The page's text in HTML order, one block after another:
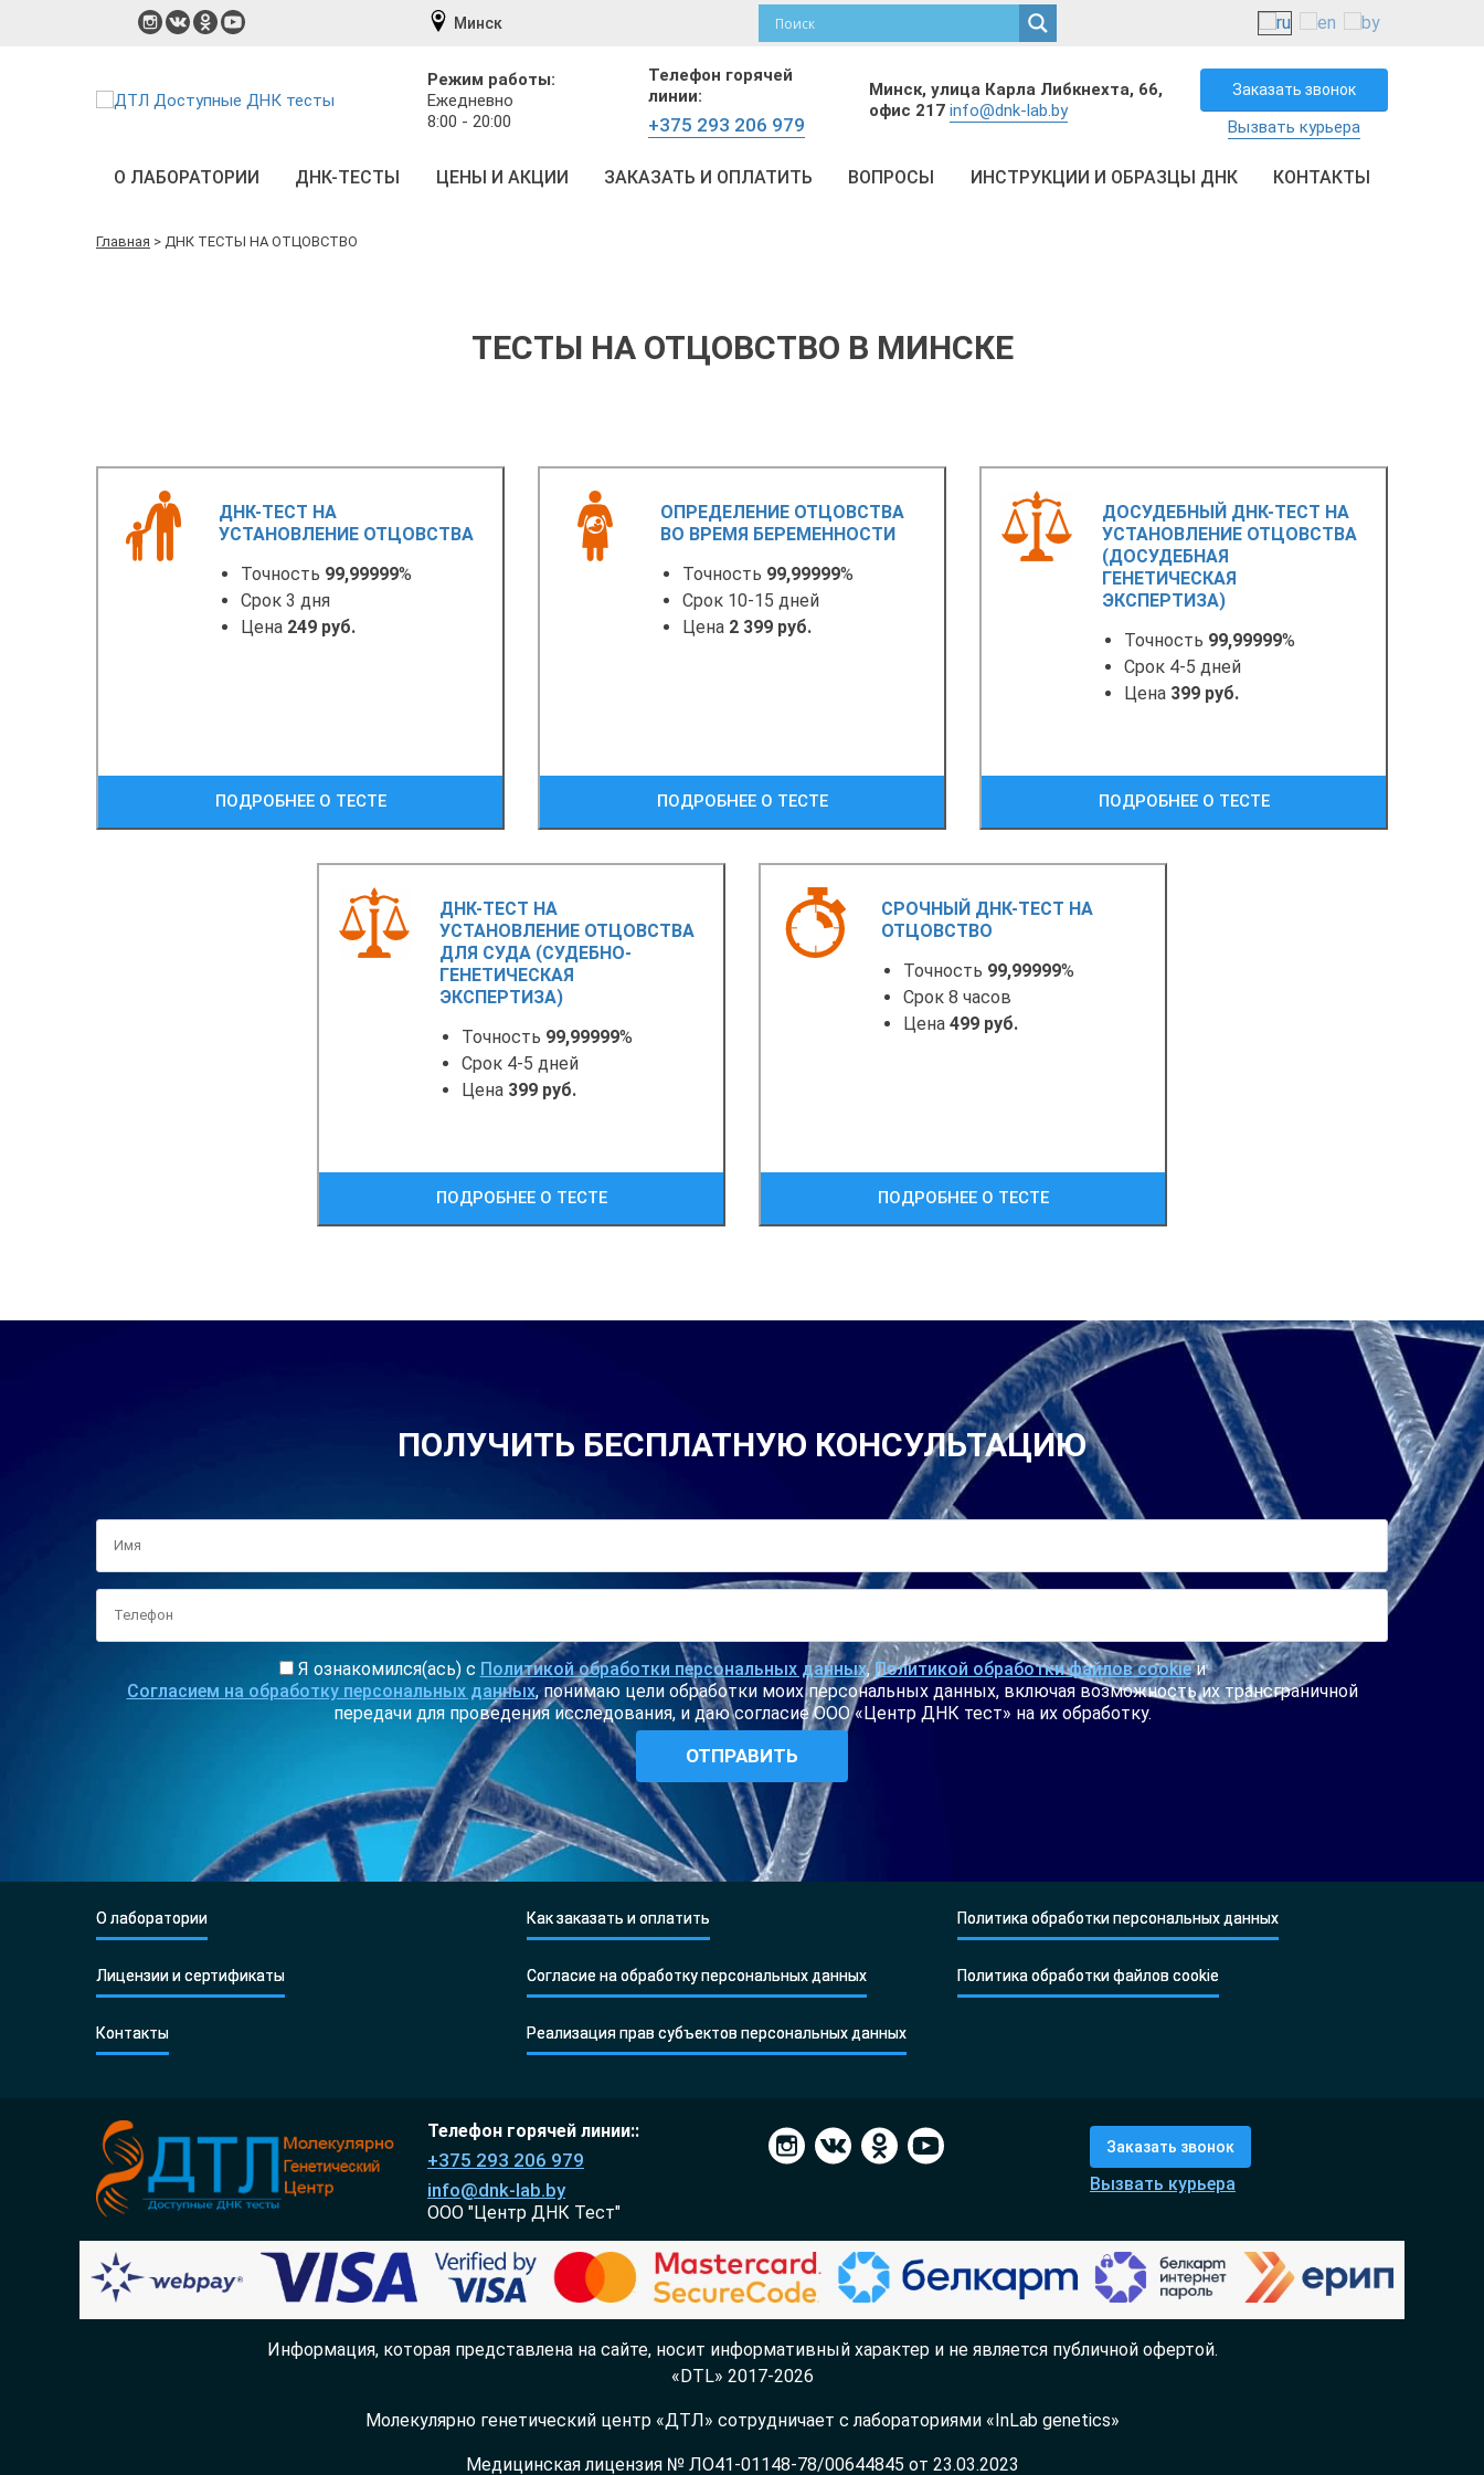
Минск
Режим работы:
Ежедневно
8:00 - 20:00
Телефон горячей
линии:
+375 293 206 979
Минск, улица Карла Либкнехта, 66,
офис 217 info@dnk-lab.by
Заказать звонок
Вызвать курьера
О ЛАБОРАТОРИИ ДНК-ТЕСТЫ ЦЕНЫ И АКЦИИ ЗАКАЗАТЬ И ОПЛАТИТЬ ВОПРОСЫ ИНСТРУКЦИИ И ОБРАЗЦЫ ДНК КОНТАКТЫ
Главная > ДНК ТЕСТЫ НА ОТЦОВСТВО
ТЕСТЫ НА ОТЦОВСТВО В МИНСКЕ
ДНК-ТЕСТ НА
УСТАНОВЛЕНИЕ ОТЦОВСТВА
Точность 99,99999%
Срок 3 дня
Цена 249 руб.
ПОДРОБНЕЕ О ТЕСТЕ
ОПРЕДЕЛЕНИЕ ОТЦОВСТВА
ВО ВРЕМЯ БЕРЕМЕННОСТИ
Точность 99,99999%
Срок 10-15 дней
Цена 2 399 руб.
ПОДРОБНЕЕ О ТЕСТЕ
ДОСУДЕБНЫЙ ДНК-ТЕСТ НА
УСТАНОВЛЕНИЕ ОТЦОВСТВА
(ДОСУДЕБНАЯ
ГЕНЕТИЧЕСКАЯ
ЭКСПЕРТИЗА)
Точность 99,99999%
Срок 4-5 дней
Цена 399 руб.
ПОДРОБНЕЕ О ТЕСТЕ
ДНК-ТЕСТ НА
УСТАНОВЛЕНИЕ ОТЦОВСТВА
ДЛЯ СУДА (СУДЕБНО-
ГЕНЕТИЧЕСКАЯ
ЭКСПЕРТИЗА)
Точность 99,99999%
Срок 4-5 дней
Цена 399 руб.
ПОДРОБНЕЕ О ТЕСТЕ
СРОЧНЫЙ ДНК-ТЕСТ НА
ОТЦОВСТВО
Точность 99,99999%
Срок 8 часов
Цена 499 руб.
ПОДРОБНЕЕ О ТЕСТЕ
ПОЛУЧИТЬ БЕСПЛАТНУЮ КОНСУЛЬТАЦИЮ
Я ознакомился(ась) с Политикой обработки персональных данных,Политикой обработки файлов cookieи
Согласием на обработку персональных данных, понимаю цели обработки моих персональных данных, включая возможность их трансграничной
передачи для проведения исследования, и даю согласие ООО «Центр ДНК тест» на их обработку.
О лаборатории Как заказать и оплатить Политика обработки персональных данных
Лицензии и сертификаты Согласие на обработку персональных данных Политика обработки файлов cookie
Контакты Реализация прав субъектов персональных данных
Телефон горячей линии::
+375 293 206 979
info@dnk-lab.by
ООО "Центр ДНК Тест"
Заказать звонок
Вызвать курьера
Информация, которая представлена на сайте, носит информативный характер и не является публичной офертой.
«DTL» 2017-2026
Молекулярно генетический центр «ДТЛ» сотрудничает с лабораториями «InLab genetics»
Медицинская лицензия № ЛО41-01148-78/00644845 от 23.03.2023